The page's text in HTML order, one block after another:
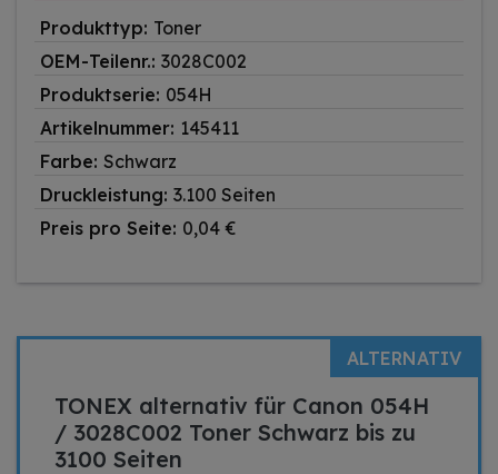
Produkttyp: Toner
OEM-Teilenr.: 3028C002
Produktserie: 054H
Artikelnummer: 145411
Farbe: Schwarz
Druckleistung: 3.100 Seiten
Preis pro Seite: 0,04 €
ALTERNATIV
TONEX alternativ für Canon 054H
/ 3028C002 Toner Schwarz bis zu
3100 Seiten